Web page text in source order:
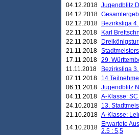
04.12.2018 Jugendblitz
04.12.2018
02.12.2018
Bezirksliga
22.11.2018
Karl
22.11.2018
21.11.2018
17.11.2018 29.
11.11.2018
Bezirksliga
07.11.2018
14
06.11.2018 Jugendblitz
04.11.2018 A-Klasse:
24.10.2018 13.
21.10.2018 A-Klasse:
14.10.2018
Erwartete
2,5 : 5,5